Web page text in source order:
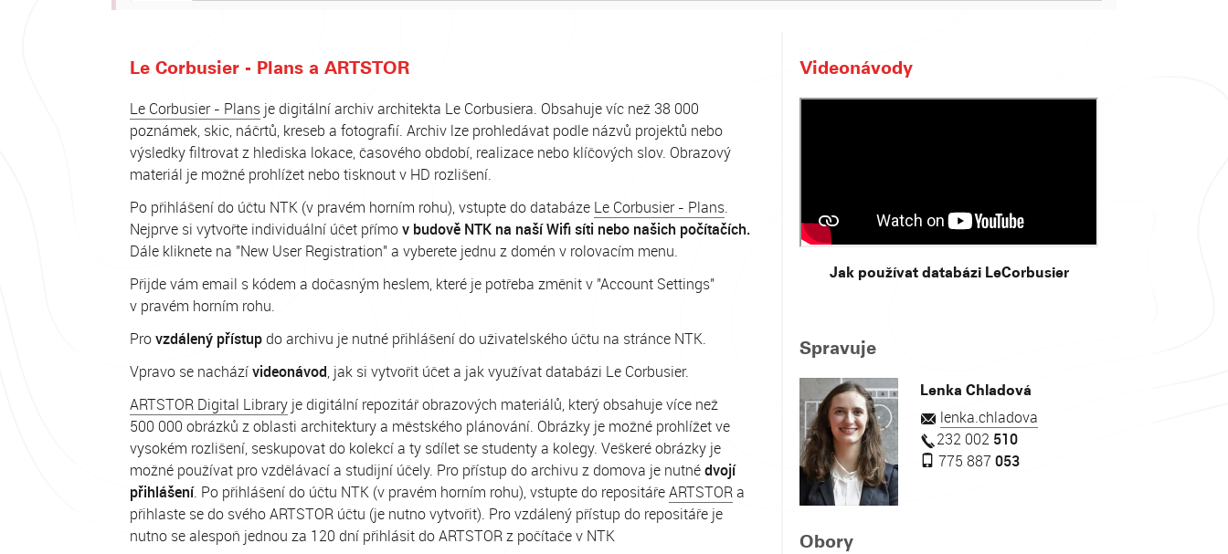
Le Corbusier - Plans a ARTSTOR
Le Corbusier - Plans je digitální archiv architekta Le Corbusiera. Obsahuje víc než 38 000
poznámek, skic, náčrtů, kreseb a fotografií. Archiv lze prohledávat podle názvů projektů nebo
výsledky filtrovat z hlediska lokace, časového období, realizace nebo klíčových slov. Obrazový
materiál je možné prohlížet nebo tisknout v HD rozlišení.
Po přihlášení do účtu NTK (v pravém horním rohu), vstupte do databáze Le Corbusier - Plans.
Nejprve si vytvořte individuální účet přímov budově NTK na naší Wifi síti nebo našich počítačích.
Dále kliknete na "New User Registration" a vyberete jednu z domén v rolovacím menu.
Přijde vám email s kódem a dočasným heslem, které je potřeba změnit v "Account Settings"
v pravém horním rohu.
Provzdálený přístupdo archivu je nutné přihlášení do uživatelského účtu na stránce NTK.
Vpravo se nacházívideonávod, jak si vytvořit účet a jak využívat databázi Le Corbusier.
ARTSTOR Digital Library je digitální repozitář obrazových materiálů, který obsahuje více než
500 000 obrázků z oblasti architektury a městského plánování. Obrázky je možné prohlížet ve
vysokém rozlišení, seskupovat do kolekcí a ty sdílet se studenty a kolegy. Veškeré obrázky je
možné používat pro vzdělávací a studijní účely. Pro přístup do archivu z domova je nutnédvojí
přihlášení. Po přihlášení do účtu NTK (v pravém horním rohu), vstupte do repositářeARTSTORa
přihlaste se do svého ARTSTOR účtu (je nutno vytvořit). Pro vzdálený přístup do repositáře je
nutno se alespoň jednou za 120 dní přihlásit do ARTSTOR z počítače v NTK
Videonávody
Jak používat databázi LeCorbusier
Spravuje
Lenka Chladová
lenka.chladova
232 002 510
775 887053
Obory